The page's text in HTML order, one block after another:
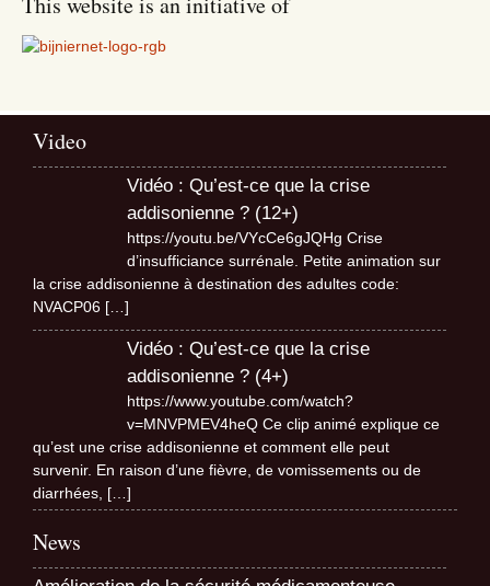
Video
Vidéo : Qu’est-ce que la crise
addisonienne ? (12+)
https://youtu.be/VYcCe6gJQHg Crise
d’insufficiance surrénale. Petite animation sur
la crise addisonienne à destination des adultes code:
NVACP06 […]
Vidéo : Qu’est-ce que la crise
addisonienne ? (4+)
https://www.youtube.com/watch?
v=MNVPMEV4heQ Ce clip animé explique ce
qu’est une crise addisonienne et comment elle peut
survenir. En raison d’une fièvre, de vomissements ou de
diarrhées, […]
News